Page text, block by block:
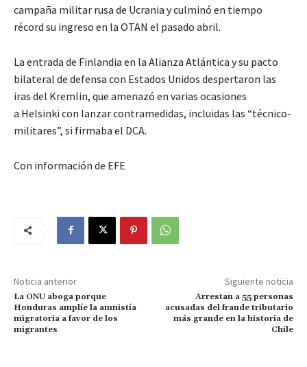
campaña militar rusa de Ucrania y culminó en tiempo
récord su ingreso en la OTAN el pasado abril.
La entrada de Finlandia en la Alianza Atlántica y su pacto
bilateral de defensa con Estados Unidos despertaron las
iras del Kremlin, que amenazó en varias ocasiones
a Helsinki con lanzar contramedidas, incluidas las “técnico-
militares”, si firmaba el DCA.
Con información de EFE
Noticia anterior
La ONU aboga porque
Honduras amplíe la amnistía
migratoria a favor de los
migrantes
Siguiente noticia
Arrestan a 55 personas
acusadas del fraude tributario
más grande en la historia de
Chile